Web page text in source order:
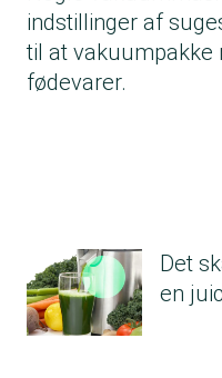
indstillinger af
til at vakuumpakke
fødevarer.
Det
en